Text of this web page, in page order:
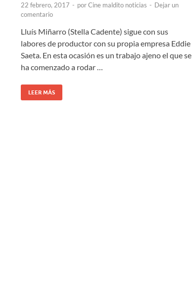
22 febrero, 2017 - porCine maldito noticias - Dejar un
comentario
Lluís Miñarro (Stella Cadente) sigue con sus
labores de productor con su propia empresa Eddie
Saeta. En esta ocasión es un trabajo ajeno el que se
ha comenzado a rodar …
LEER MÁS